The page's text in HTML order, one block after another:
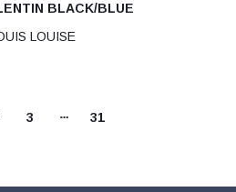
BLACK/BLUE
LOUISE
3 31